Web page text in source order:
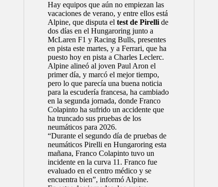
Hay equipos que aún no empiezan las
vacaciones de verano, y entre ellos está
Alpine, que disputa el test de Pirellide
dos días en el Hungaroringjunto a
McLaren F1 y Racing Bulls, presentes
en pista este martes, y a Ferrari, que ha
puesto hoy en pista a Charles Leclerc.
Alpine alineó al joven Paul Aronel
primer día, y marcó el mejor tiempo,
pero lo que parecía una buena noticia
para la escudería francesa, ha cambiado
en la segunda jornada, donde Franco
Colapintoha sufrido un accidente que
ha truncado sus pruebas de los
neumáticos para 2026.
“Durante el segundo día de pruebas de
neumáticos Pirelli en Hungaroring esta
mañana, Franco Colapinto tuvo un
incidente en la curva 11. Franco fue
evaluado en el centro médico y se
encuentra bien”, informó Alpine.